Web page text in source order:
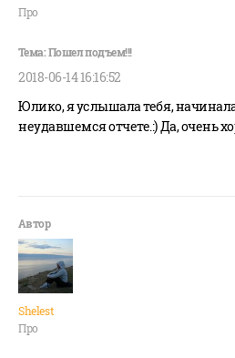
Про
2018-06-14 16:16:52
Юлико, я услышала тебя,
неудавшемся отчете.:) Да, очень
Shelest
Про